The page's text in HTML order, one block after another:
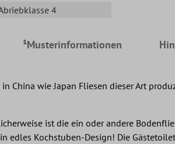
4
¹Musterinformationen
wie Japan Fliesen dieser Art
ist die ein oder andere
edles Kochstuben-Design! Die